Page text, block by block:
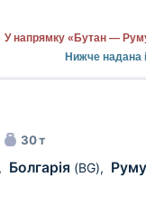
У напрямку «Бутан —
Нижче надана
30 т
, Болгарія (BG),